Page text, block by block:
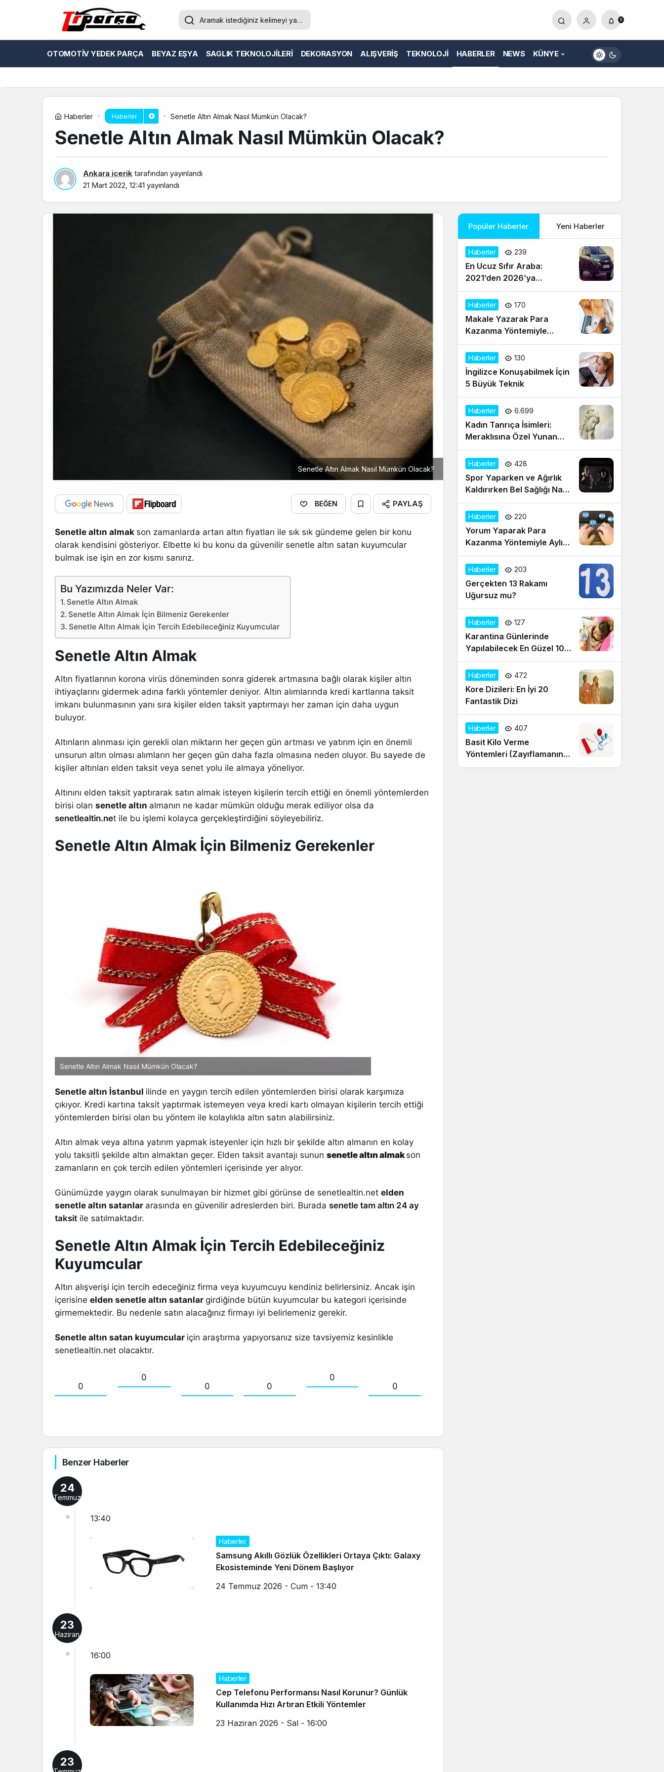
0
OTOMOTIV YEDEK PARÇA BEYAZ EŞYA SAGLIK TEKNOLOJILERI DEKORASYON ALIŞVERIŞ TEKNOLOJI HABERLER NEWS KÜNYE
Haberler Haberler Senetle Altın Almak Nasıl Mümkün Olacak?
Senetle Altın Almak Nasıl Mümkün Olacak?
Ankara icerik tarafından yayınlandı
21 Mart 2022, 12:41 yayınlandı
Senetle Altın Almak Nasıl Mümkün Olacak?
BEĞEN PAYLAŞ
Senetle altın almak son zamanlarda artan altın fiyatları ile sık sık gündeme gelen bir konu
olarak kendisini gösteriyor. Elbette ki bu konu da güvenilir senetle altın satan kuyumcular
bulmak ise işin en zor kısmı sanırız.
Bu Yazımızda Neler Var:
Senetle Altın Almak
Senetle Altın Almak İçin Bilmeniz Gerekenler
Senetle Altın Almak İçin Tercih Edebileceğiniz Kuyumcular
Senetle Altın Almak
Altın fiyatlarının korona virüs döneminden sonra giderek artmasına bağlı olarak kişiler altın
ihtiyaçlarını gidermek adına farklı yöntemler deniyor. Altın alımlarında kredi kartlarına taksit
imkanı bulunmasının yanı sıra kişiler elden taksit yaptırmayı her zaman için daha uygun
buluyor.
Altınların alınması için gerekli olan miktarın her geçen gün artması ve yatırım için en önemli
unsurun altın olması alımların her geçen gün daha fazla olmasına neden oluyor. Bu sayede de
kişiler altınları elden taksit veya senet yolu ile almaya yöneliyor.
Altınını elden taksit yaptırarak satın almak isteyen kişilerin tercih ettiği en önemli yöntemlerden
birisi olansenetle altın almanın ne kadar mümkün olduğu merak ediliyor olsa da
senetlealtin.net ile bu işlemi kolayca gerçekleştirdiğini söyleyebiliriz.
Senetle Altın Almak İçin Bilmeniz Gerekenler
Senetle Altın Almak Nasıl Mümkün Olacak?
Senetle altın İstanbul ilinde en yaygın tercih edilen yöntemlerden birisi olarak karşımıza
çıkıyor. Kredi kartına taksit yaptırmak istemeyen veya kredi kartı olmayan kişilerin tercih ettiği
yöntemlerden birisi olan bu yöntem ile kolaylıkla altın satın alabilirsiniz.
Altın almak veya altına yatırım yapmak isteyenler için hızlı bir şekilde altın almanın en kolay
yolu taksitli şekilde altın almaktan geçer. Elden taksit avantajı sununsenetle altın almak son
zamanların en çok tercih edilen yöntemleri içerisinde yer alıyor.
Günümüzde yaygın olarak sunulmayan bir hizmet gibi görünse de senetlealtin.netelden
senetle altın satanlar arasında en güvenilir adreslerden biri. Buradasenetle tam altın 24 ay
taksit ile satılmaktadır.
Senetle Altın Almak İçin Tercih Edebileceğiniz
Kuyumcular
Altın alışverişi için tercih edeceğiniz firma veya kuyumcuyu kendiniz belirlersiniz. Ancak işin
içerisineelden senetle altın satanlar girdiğinde bütün kuyumcular bu kategori içerisinde
girmemektedir. Bu nedenle satın alacağınız firmayı iyi belirlemeniz gerekir.
Senetle altın satan kuyumcular için araştırma yapıyorsanız size tavsiyemiz kesinlikle
senetlealtin.net olacaktır.
0
0
0
0
0
0
Benzer Haberler
24
Temmuz
13:40
Haberler
Samsung Akıllı Gözlük Özellikleri Ortaya Çıktı: Galaxy
Ekosisteminde Yeni Dönem Başlıyor
24 Temmuz 2026 - Cum - 13:40
23
Haziran
16:00
Haberler
Cep Telefonu Performansı Nasıl Korunur? Günlük
Kullanımda Hızı Artıran Etkili Yöntemler
23 Haziran 2026 - Sal - 16:00
23
Popüler Haberler Yeni Haberler
Haberler 239
En Ucuz Sıfır Araba:
2021’den 2026’ya
Türkiye’de Uygun Fiyatlı
Modeller ve Güncel Durum
Haberler 170
Makale Yazarak Para
Kazanma Yöntemiyle
Evden Gelir Sağlayın
Haberler 130
İngilizce Konuşabilmek İçin
5 Büyük Teknik
Haberler 6.699
Kadın Tanrıça İsimleri:
Meraklısına Özel Yunan
Mitolojisinin Tanrıçaları
Haberler 428
Spor Yaparken ve Ağırlık
Kaldırırken Bel Sağlığı Nasıl
Korunur?
Haberler 220
Yorum Yaparak Para
Kazanma Yöntemiyle Aylık
Gelir Sağlayın!
Haberler 203
Gerçekten 13 Rakamı
Uğursuz mu?
Haberler 127
Karantina Günlerinde
Yapılabilecek En Güzel 10
Aktivite
Haberler 472
Kore Dizileri: En İyi 20
Fantastik Dizi
Haberler 407
Basit Kilo Verme
Yöntemleri (Zayıflamanın